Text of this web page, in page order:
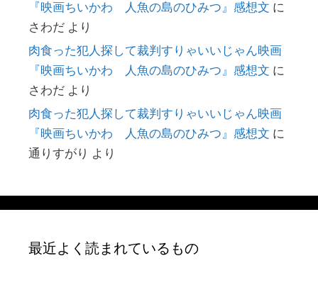
『映画ちいかわ 人魚の島のひみつ』感想文 に
さわだ より
肉食った犯人探して裁判すりゃいいじゃん映画
『映画ちいかわ 人魚の島のひみつ』感想文 に
さわだ より
肉食った犯人探して裁判すりゃいいじゃん映画
『映画ちいかわ 人魚の島のひみつ』感想文 に
通りすがり より
最近よく読まれているもの